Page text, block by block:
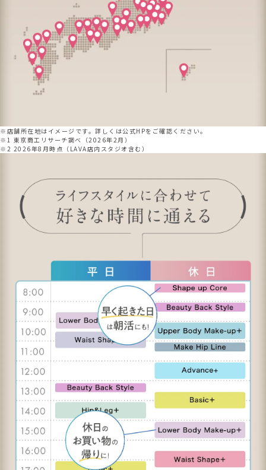
※店舗所在地はイメージです。詳しくは公式HPをご確認ください。
※1 東京商工リサーチ調べ（2026年2月）
※2 2026年8月時点（LAVA店内スタジオ含む）